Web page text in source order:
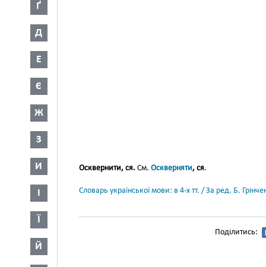
Ґ
Д
Е
Є
Ж
З
И
І
Ї
Й
Осквернити, ся. См. Оскверняти, ся.
Словарь української мови: в 4-х тт. / За ред. Б.
Поділитись: